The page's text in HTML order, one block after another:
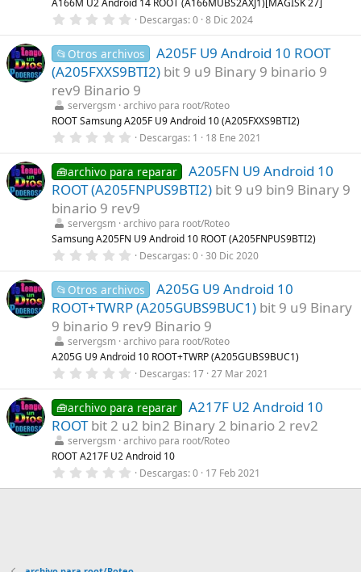
a
(
s
)
0
0
0
e
s
t
r
e
l
a
(
s
)
Descargas 0 8 Dic 2024
📂Otros archivos
A205F U9 Android 10 ROOT
(A205FXXS9BTI2) bit 9 u9 Binary 9 binario 9
rev9 Binario 9
servergsm archivo para root/Roteo
ROOT Samsung A205F U9 Android 10 (A205FXXS9BTI2)
0
0
0
e
s
t
r
e
a
(
s
)
Descargas 1 18 Ene 2021
🧰archivo para reparar
A205FN U9 Android 10
ROOT (A205FNPUS9BTI2) bit 9 u9 bin9 Binary 9
binario 9 rev9
servergsm archivo para root/Roteo
Samsung A205FN U9 Android 10 ROOT (A205FNPUS9BTI2)
0
0
0
e
s
t
r
e
l
a
(
s
)
Descargas 0 30 Dic 2020
📂Otros archivos
A205G U9 Android 10
ROOT+TWRP (A205GUBS9BUC1) bit 9 u9 Binary
9 binario 9 rev9 Binario 9
servergsm archivo para root/Roteo
A205G U9 Android 10 ROOT+TWRP (A205GUBS9BUC1)
0
0
0
e
s
t
r
e
l
Descargas 17 27 Mar 2021
🧰archivo para reparar
A217F U2 Android 10
ROOT bit 2 u2 bin2 Binary 2 binario 2 rev2
servergsm archivo para root/Roteo
ROOT A217F U2 Android 10
0
0
Descargas 0 17 Feb 2021